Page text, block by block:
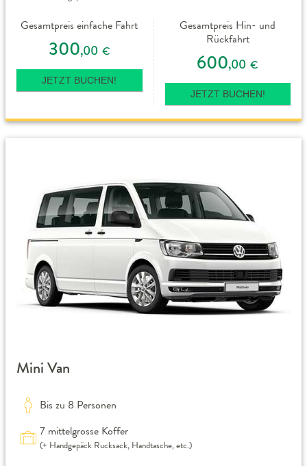
Gesamtpreis einfache Fahrt
300,00 €
JETZT BUCHEN!
Gesamtpreis Hin- und
Rückfahrt
600,00 €
JETZT BUCHEN!
Mini Van
Bis zu 8 Personen
7 mittelgrosse Koffer
(+ Handgepäck Rucksack, Handtasche, etc.)